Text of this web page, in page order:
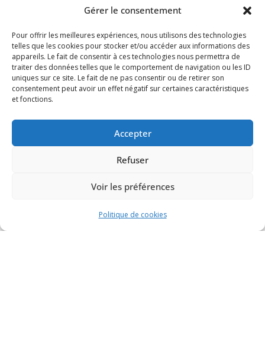
Gérer le consentement
Pour offrir les meilleures expériences, nous utilisons des technologies
telles que les cookies pour stocker et/ou accéder aux informations des
appareils. Le fait de consentir à ces technologies nous permettra de
traiter des données telles que le comportement de navigation ou les ID
uniques sur ce site. Le fait de ne pas consentir ou de retirer son
consentement peut avoir un effet négatif sur certaines caractéristiques
et fonctions.
Accepter
Refuser
Voir les préférences
Politique de cookies